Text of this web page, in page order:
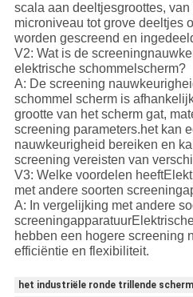
scala aan deeltjesgroottes,
microniveau tot grove deeltjes
worden gescreend en
V2: Wat is de
elektrische schommelscherm?
A: De screening
schommel scherm is
grootte van het scherm gat,
screening parameters.het kan
nauwkeurigheid bereiken en
screening vereisten van
V3: Welke voordelen heeft
met andere soorten
A: In vergelijking met andere
screeningapparatuur
hebben een hogere screening
efficiëntie en flexibiliteit.
het industriële ronde trillende scherm